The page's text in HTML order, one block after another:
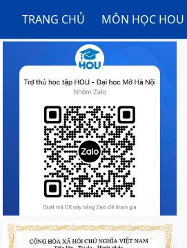
TRANG CHỦ MÔN HỌC HOU